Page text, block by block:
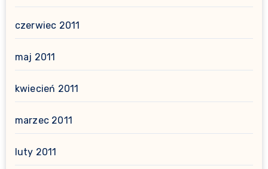
czerwiec 2011
maj 2011
kwiecień 2011
marzec 2011
luty 2011